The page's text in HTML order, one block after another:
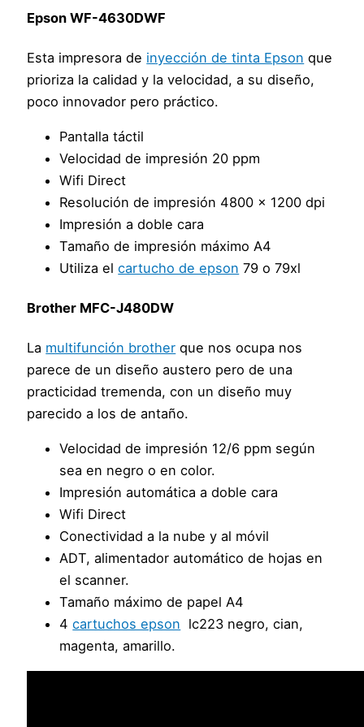
Epson WF-4630DWF
Esta impresora de inyección de tinta Epson que
prioriza la calidad y la velocidad, a su diseño,
poco innovador pero práctico.
Pantalla táctil
Velocidad de impresión 20 ppm
Wifi Direct
Resolución de impresión 4800 x 1200 dpi
Impresión a doble cara
Tamaño de impresión máximo A4
Utiliza elcartucho de epson 79 o 79xl
Brother MFC-J480DW
La multifunción brother que nos ocupa nos
parece de un diseño austero pero de una
practicidad tremenda, con un diseño muy
parecido a los de antaño.
Velocidad de impresión 12/6 ppm según
sea en negro o en color.
Impresión automática a doble cara
Wifi Direct
Conectividad a la nube y al móvil
ADT, alimentador automático de hojas en
el scanner.
Tamaño máximo de papel A4
4cartuchos epson lc223 negro, cian,
magenta, amarillo.